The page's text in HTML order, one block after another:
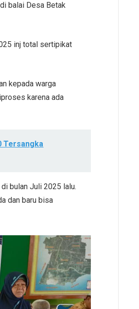
balai Desa Betak
inj total sertipikat
kepada warga
karena ada
Tersangka
bulan Juli 2025 lalu.
dan baru bisa